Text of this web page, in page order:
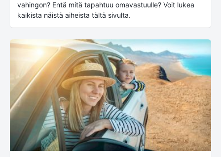
vahingon? Entä mitä tapahtuu omavastuulle? Voit lukea
kaikista näistä aiheista tältä sivulta.